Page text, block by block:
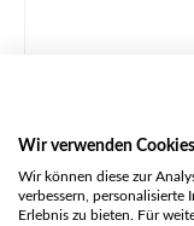
aufliegt
Wir verwenden Cookies
Wir können diese zur
verbessern, personalisierte
Erlebnis zu bieten. Für